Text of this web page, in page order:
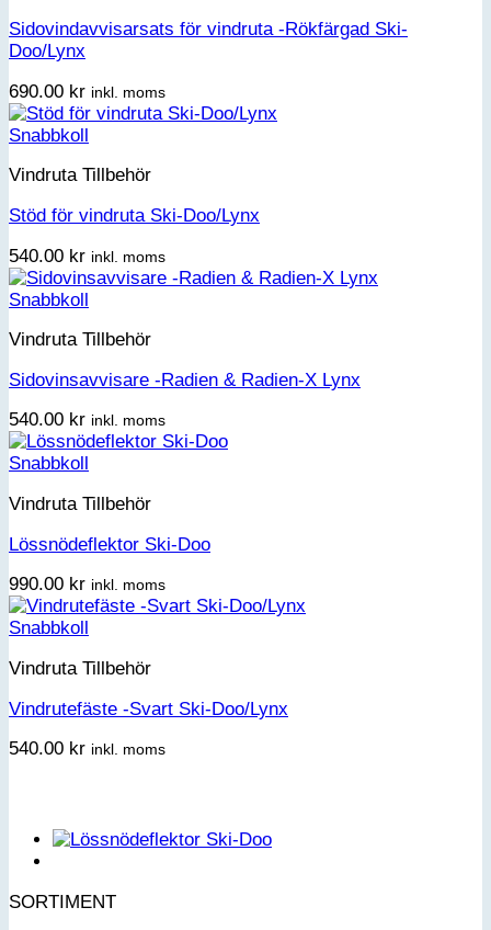
Sidovindavvisarsats för vindruta -Rökfärgad Ski-
Doo/Lynx
690.00 kr inkl. moms
Snabbkoll
Vindruta Tillbehör
Stöd för vindruta Ski-Doo/Lynx
540.00 kr inkl. moms
Snabbkoll
Vindruta Tillbehör
Sidovinsavvisare -Radien & Radien-X Lynx
540.00 kr inkl. moms
Snabbkoll
Vindruta Tillbehör
Lössnödeflektor Ski-Doo
990.00 kr inkl. moms
Snabbkoll
Vindruta Tillbehör
Vindrutefäste -Svart Ski-Doo/Lynx
540.00 kr inkl. moms
SORTIMENT